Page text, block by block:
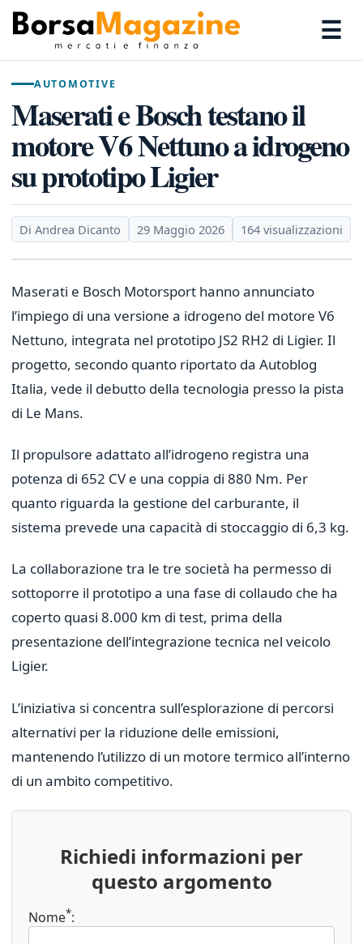
☰
AUTOMOTIVE
Maserati e Bosch testano il
motore V6 Nettuno a idrogeno
su prototipo Ligier
Di Andrea Dicanto 29 Maggio 2026 164 visualizzazioni
Maserati e Bosch Motorsport hanno annunciato
l’impiego di una versione a idrogeno del motore V6
Nettuno, integrata nel prototipo JS2 RH2 di Ligier. Il
progetto, secondo quanto riportato da Autoblog
Italia, vede il debutto della tecnologia presso la pista
di Le Mans.
Il propulsore adattato all’idrogeno registra una
potenza di 652 CV e una coppia di 880 Nm. Per
quanto riguarda la gestione del carburante, il
sistema prevede una capacità di stoccaggio di 6,3 kg.
La collaborazione tra le tre società ha permesso di
sottoporre il prototipo a una fase di collaudo che ha
coperto quasi 8.000 km di test, prima della
presentazione dell’integrazione tecnica nel veicolo
Ligier.
L’iniziativa si concentra sull’esplorazione di percorsi
alternativi per la riduzione delle emissioni,
mantenendo l’utilizzo di un motore termico all’interno
di un ambito competitivo.
Richiedi informazioni per
questo argomento
Nome*: